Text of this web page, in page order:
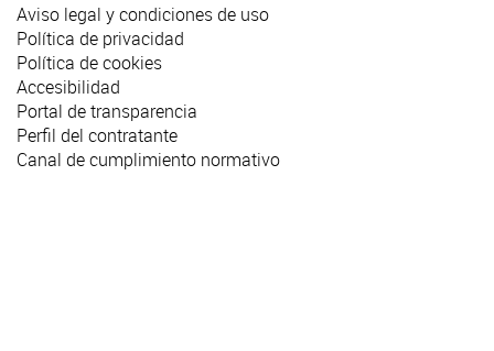
Aviso legal y condiciones de uso
Política de privacidad
Política de cookies
Accesibilidad
Portal de transparencia
Perfil del contratante
Canal de cumplimiento normativo